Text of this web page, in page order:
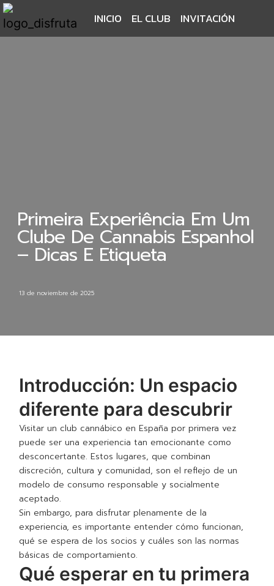
INICIO EL CLUB INVITACIÓN
Primeira Experiência Em Um
Clube De Cannabis Espanhol
– Dicas E Etiqueta
13 de noviembre de 2025
Introducción: Un espacio
diferente para descubrir
Visitar un club cannábico en España por primera vez
puede ser una experiencia tan emocionante como
desconcertante. Estos lugares, que combinan
discreción, cultura y comunidad, son el reflejo de un
modelo de consumo responsable y socialmente
aceptado.
Sin embargo, para disfrutar plenamente de la
experiencia, es importante entender cómo funcionan,
qué se espera de los socios y cuáles son las normas
básicas de comportamiento.
Qué esperar en tu primera